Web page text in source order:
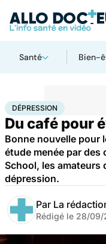
Santé Bien-
AccueilSantéMaladies
DÉPRESSION
Du café pour
Bonne nouvelle pour
étude menée par des
School, les amateurs
dépression.
Par La
Rédigé le 28/09/